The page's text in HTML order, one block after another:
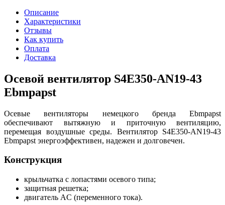
Описание
Характеристики
Отзывы
Как купить
Оплата
Доставка
Осевой вентилятор S4E350-AN19-43
Ebmpapst
Осевые вентиляторы немецкого бренда Ebmpapst
обеспечивают вытяжную и приточную вентиляцию,
перемещая воздушные среды. Вентилятор S4E350-AN19-43
Ebmpapst энергоэффективен, надежен и долговечен.
Конструкция
крыльчатка с лопастями осевого типа;
защитная решетка;
двигатель AC (переменного тока).